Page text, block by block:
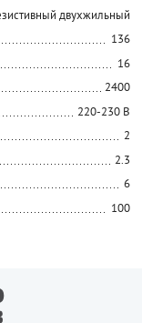
двухжильный
136
16
2400
220-230 В
2
2.3
6
100